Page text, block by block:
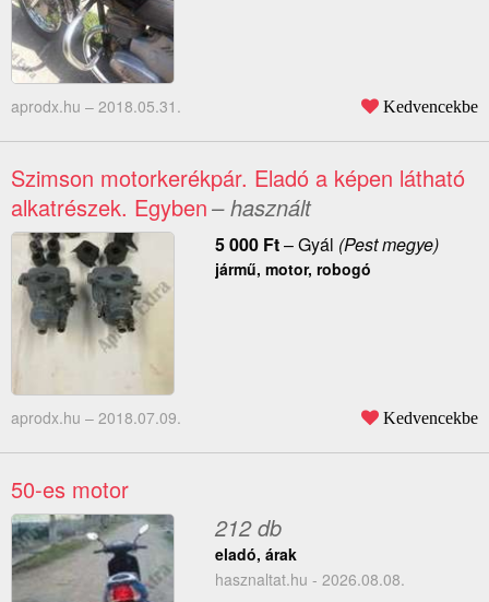
aprodx.hu – 2018.05.31. Kedvencekbe
Szimson motorkerékpár. Eladó a képen látható
alkatrészek. Egyben– használt
5 000 Ft–Gyál (Pest megye)
jármű, motor, robogó
aprodx.hu – 2018.07.09. Kedvencekbe
50-es motor
212 db
eladó, árak
hasznaltat.hu - 2026.08.08.